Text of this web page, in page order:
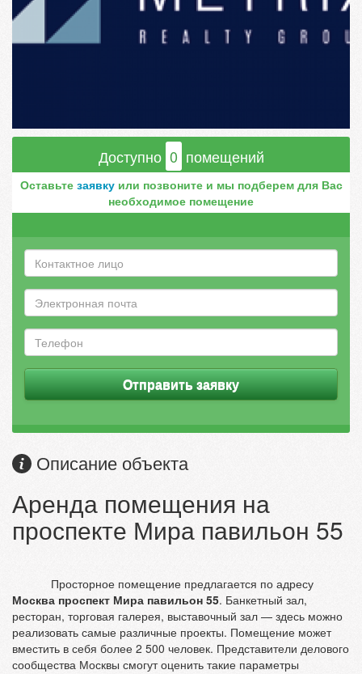
Доступно 0 помещений
Оставьте заявкуили позвоните и мы подберем для Вас
необходимое помещение
Отправить заявку
Описание объекта
Аренда помещения на
проспекте Мира павильон 55
Просторное помещение предлагается по адресу
Москва проспект Мира павильон 55. Банкетный зал,
ресторан, торговая галерея, выставочный зал — здесь можно
реализовать самые различные проекты. Помещение может
вместить в себя более 2 500 человек. Представители делового
сообщества Москвы смогут оценить такие параметры